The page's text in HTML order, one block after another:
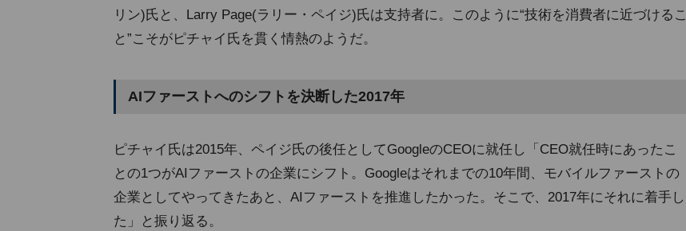
リン)氏と、Larry Page(ラリー・ペイジ)氏は支持者に。このように“技術を消費者に近づけるこ
と”こそがピチャイ氏を貫く情熱のようだ。
AIファーストへのシフトを決断した2017年
ピチャイ氏は2015年、ペイジ氏の後任としてGoogleのCEOに就任し「CEO就任時にあったこ
との1つがAIファーストの企業にシフト。Googleはそれまでの10年間、モバイルファーストの
企業としてやってきたあと、AIファーストを推進したかった。そこで、2017年にそれに着手し
た」と振り返る。